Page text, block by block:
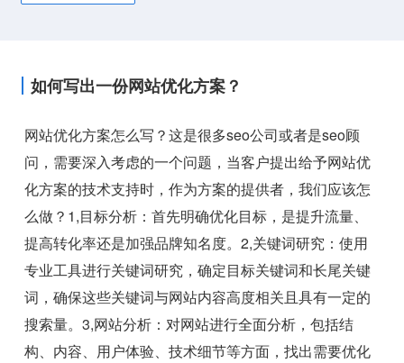
如何写出一份网站优化方案？
网站优化方案怎么写？这是很多seo公司或者是seo顾
问，需要深入考虑的一个问题，当客户提出给予网站优
化方案的技术支持时，作为方案的提供者，我们应该怎
么做？1,目标分析：首先明确优化目标，是提升流量、
提高转化率还是加强品牌知名度。2,关键词研究：使用
专业工具进行关键词研究，确定目标关键词和长尾关键
词，确保这些关键词与网站内容高度相关且具有一定的
搜索量。3,网站分析：对网站进行全面分析，包括结
构、内容、用户体验、技术细节等方面，找出需要优化